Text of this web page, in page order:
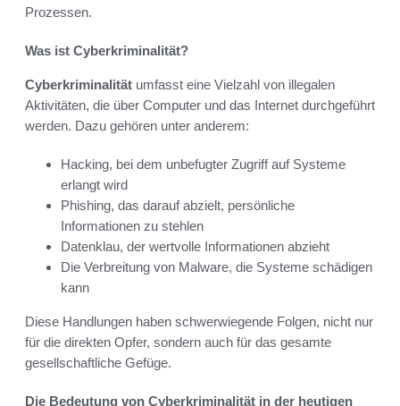
Prozessen.
Was ist Cyberkriminalität?
Cyberkriminalität umfasst eine Vielzahl von illegalen
Aktivitäten, die über Computer und das Internet durchgeführt
werden. Dazu gehören unter anderem:
Hacking, bei dem unbefugter Zugriff auf Systeme
erlangt wird
Phishing, das darauf abzielt, persönliche
Informationen zu stehlen
Datenklau, der wertvolle Informationen abzieht
Die Verbreitung von Malware, die Systeme schädigen
kann
Diese Handlungen haben schwerwiegende Folgen, nicht nur
für die direkten Opfer, sondern auch für das gesamte
gesellschaftliche Gefüge.
Die Bedeutung von Cyberkriminalität in der heutigen